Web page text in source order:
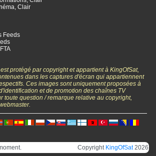
Clair
Feeds
protégé par copyright et appartient à KingOfSat,
dans les captures d'écran qui appartiennent
Ces images sont uniquement proposées à
et de promotion des chaînes TV
toute question / remarque relative au copyright,
Copyright KingOfSat2026